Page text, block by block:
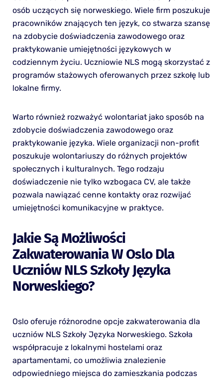
osób uczących się norweskiego. Wiele firm poszukuje
pracowników znających ten język, co stwarza szansę
na zdobycie doświadczenia zawodowego oraz
praktykowanie umiejętności językowych w
codziennym życiu. Uczniowie NLS mogą skorzystać z
programów stażowych oferowanych przez szkołę lub
lokalne firmy.
Warto również rozważyć wolontariat jako sposób na
zdobycie doświadczenia zawodowego oraz
praktykowanie języka. Wiele organizacji non-profit
poszukuje wolontariuszy do różnych projektów
społecznych i kulturalnych. Tego rodzaju
doświadczenie nie tylko wzbogaca CV, ale także
pozwala nawiązać cenne kontakty oraz rozwijać
umiejętności komunikacyjne w praktyce.
Jakie Są Możliwości
Zakwaterowania W Oslo Dla
Uczniów NLS Szkoły Języka
Norweskiego?
Oslo oferuje różnorodne opcje zakwaterowania dla
uczniów NLS Szkoły Języka Norweskiego. Szkoła
współpracuje z lokalnymi hostelami oraz
apartamentami, co umożliwia znalezienie
odpowiedniego miejsca do zamieszkania podczas